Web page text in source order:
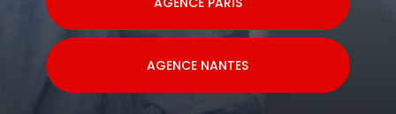
AGENCE NANTES